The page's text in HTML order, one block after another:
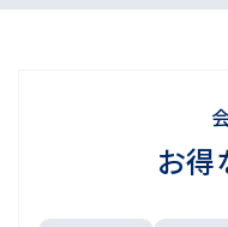
お得